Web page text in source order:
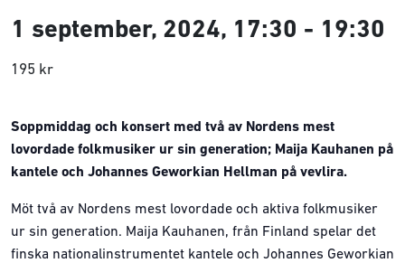
1 september, 2024, 17:30 - 19:30
195 kr
Soppmiddag och konsert med två av Nordens mest
lovordade folkmusiker ur sin generation; Maija Kauhanen på
kantele och Johannes Geworkian Hellman på vevlira.
Möt två av Nordens mest lovordade och aktiva folkmusiker
ur sin generation. Maija Kauhanen, från Finland spelar det
finska nationalinstrumentet kantele och Johannes Geworkian